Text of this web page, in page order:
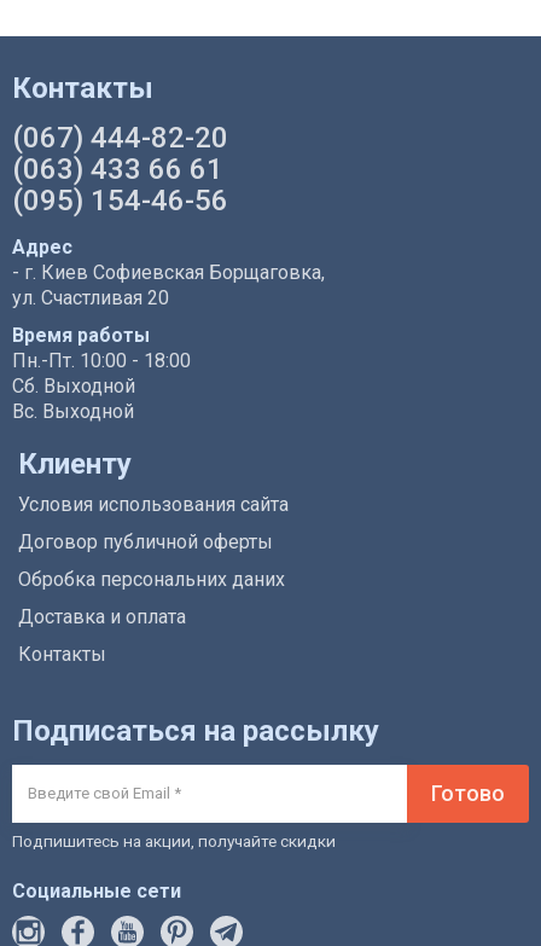
Контакты
(067) 444-82-20
(063) 433 66 61
(095) 154-46-56
Адрес
- г. Киев Софиевская Борщаговка,
ул. Счастливая 20
Время работы
Пн.-Пт. 10:00 - 18:00
Сб. Выходной
Вс. Выходной
Клиенту
Условия использования сайта
Договор публичной оферты
Обробка персональних даних
Доставка и оплата
Контакты
Подписаться на рассылку
Готово
Подпишитесь на акции, получайте скидки
Социальные сети